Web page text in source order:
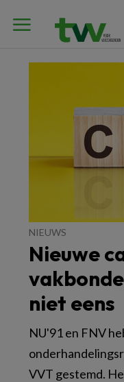
NIEUWS
Nieuwe
niet eens
NU'91 en FNV
VVT gestemd.